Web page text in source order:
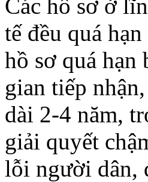
Các hồ sơ ở
tế đều quá
hồ sơ quá
gian tiếp
dài 2-4 năm,
giải quyết
lỗi người dân,